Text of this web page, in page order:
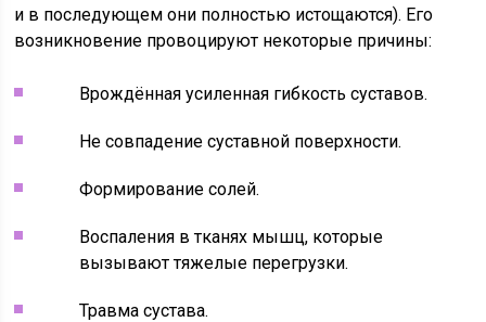
и в последующем они полностью истощаются). Его
возникновение провоцируют некоторые причины:
Врождённая усиленная гибкость суставов.
Не совпадение суставной поверхности.
Формирование солей.
Воспаления в тканях мышц, которые
вызывают тяжелые перегрузки.
Травма сустава.